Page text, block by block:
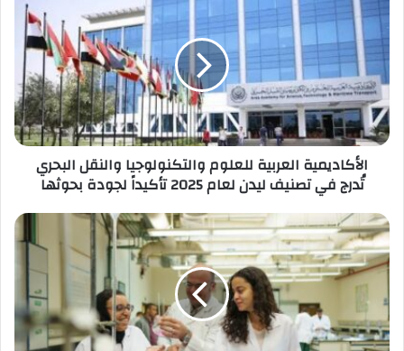
العربية
للعلوم
والتكنولوجيا
والنقل
البحري
تُدرج
في
تصنيف
تأكيداً
لجودة
بحوثها
الأكاديمية العربية للعلوم والتكنولوجيا والنقل البحري
تُدرج في تصنيف ليدن لعام 2025 تأكيداً لجودة بحوثها
AUC
TO
OFFER
ADVANCED
COSMETICS
ENTREPRENEURSHIPPROFESSIONAL
DIPLOMA